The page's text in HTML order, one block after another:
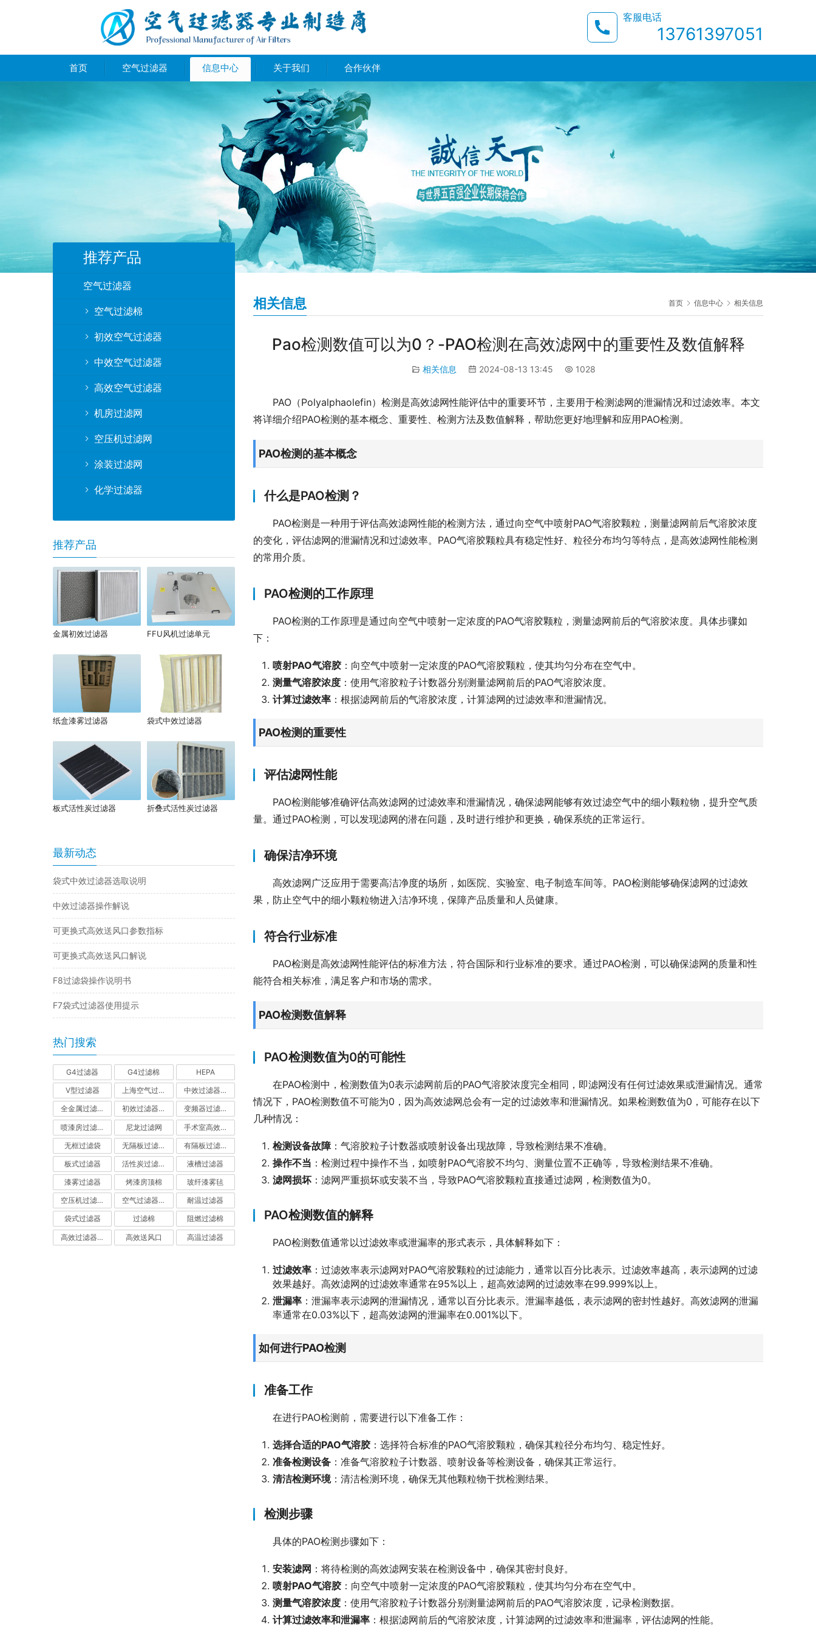
客服电话
13761397051
首页 空气过滤器 信息中心 关于我们 合作伙伴
首页 信息中心 相关信息
相关信息
Pao检测数值可以为0？-PAO检测在高效滤网中的重要性及数值解释
相关信息 2024-08-13 13:45 1028
PAO（Polyalphaolefin）检测是高效滤网性能评估中的重要环节，主要用于检测滤网的泄漏情况和过滤效率。本文
将详细介绍PAO检测的基本概念、重要性、检测方法及数值解释，帮助您更好地理解和应用PAO检测。
PAO检测的基本概念
什么是PAO检测？
PAO检测是一种用于评估高效滤网性能的检测方法，通过向空气中喷射PAO气溶胶颗粒，测量滤网前后气溶胶浓度
的变化，评估滤网的泄漏情况和过滤效率。PAO气溶胶颗粒具有稳定性好、粒径分布均匀等特点，是高效滤网性能检测
的常用介质。
PAO检测的工作原理
PAO检测的工作原理是通过向空气中喷射一定浓度的PAO气溶胶颗粒，测量滤网前后的气溶胶浓度。具体步骤如
下：
喷射PAO气溶胶 ：向空气中喷射一定浓度的PAO气溶胶颗粒，使其均匀分布在空气中。
测量气溶胶浓度 ：使用气溶胶粒子计数器分别测量滤网前后的PAO气溶胶浓度。
计算过滤效率 ：根据滤网前后的气溶胶浓度，计算滤网的过滤效率和泄漏情况。
PAO检测的重要性
评估滤网性能
PAO检测能够准确评估高效滤网的过滤效率和泄漏情况，确保滤网能够有效过滤空气中的细小颗粒物，提升空气质
量。通过PAO检测，可以发现滤网的潜在问题，及时进行维护和更换，确保系统的正常运行。
确保洁净环境
高效滤网广泛应用于需要高洁净度的场所，如医院、实验室、电子制造车间等。PAO检测能够确保滤网的过滤效
果，防止空气中的细小颗粒物进入洁净环境，保障产品质量和人员健康。
符合行业标准
PAO检测是高效滤网性能评估的标准方法，符合国际和行业标准的要求。通过PAO检测，可以确保滤网的质量和性
能符合相关标准，满足客户和市场的需求。
PAO检测数值解释
PAO检测数值为0的可能性
在PAO检测中，检测数值为0表示滤网前后的PAO气溶胶浓度完全相同，即滤网没有任何过滤效果或泄漏情况。通常
情况下，PAO检测数值不可能为0，因为高效滤网总会有一定的过滤效率和泄漏情况。如果检测数值为0，可能存在以下
几种情况：
检测设备故障：气溶胶粒子计数器或喷射设备出现故障，导致检测结果不准确。
操作不当 ：检测过程中操作不当，如喷射PAO气溶胶不均匀、测量位置不正确等，导致检测结果不准确。
滤网损坏 ：滤网严重损坏或安装不当，导致PAO气溶胶颗粒直接通过滤网，检测数值为0。
PAO检测数值的解释
PAO检测数值通常以过滤效率或泄漏率的形式表示，具体解释如下：
过滤效率 ：过滤效率表示滤网对PAO气溶胶颗粒的过滤能力，通常以百分比表示。过滤效率越高，表示滤网的过滤
效果越好。高效滤网的过滤效率通常在95%以上，超高效滤网的过滤效率在99.999%以上。
泄漏率 ：泄漏率表示滤网的泄漏情况，通常以百分比表示。泄漏率越低，表示滤网的密封性越好。高效滤网的泄漏
率通常在0.03%以下，超高效滤网的泄漏率在0.001%以下。
如何进行PAO检测
准备工作
在进行PAO检测前，需要进行以下准备工作：
选择合适的PAO气溶胶 ：选择符合标准的PAO气溶胶颗粒，确保其粒径分布均匀、稳定性好。
准备检测设备 ：准备气溶胶粒子计数器、喷射设备等检测设备，确保其正常运行。
清洁检测环境：清洁检测环境，确保无其他颗粒物干扰检测结果。
检测步骤
具体的PAO检测步骤如下：
安装滤网 ：将待检测的高效滤网安装在检测设备中，确保其密封良好。
喷射PAO气溶胶 ：向空气中喷射一定浓度的PAO气溶胶颗粒，使其均匀分布在空气中。
测量气溶胶浓度 ：使用气溶胶粒子计数器分别测量滤网前后的PAO气溶胶浓度，记录检测数据。
计算过滤效率和泄漏率 ：根据滤网前后的气溶胶浓度，计算滤网的过滤效率和泄漏率，评估滤网的性能。
推荐产品
空气过滤器
空气过滤棉
初效空气过滤器
中效空气过滤器
高效空气过滤器
机房过滤网
空压机过滤网
涂装过滤网
化学过滤器
推荐产品
金属初效过滤器 FFU风机过滤单元
纸盒漆雾过滤器 袋式中效过滤器
板式活性炭过滤器 折叠式活性炭过滤器
最新动态
袋式中效过滤器选取说明
中效过滤器操作解说
可更换式高效送风口参数指标
可更换式高效送风口解说
F8过滤袋操作说明书
F7袋式过滤器使用提示
热门搜索
G4过滤器 G4过滤棉 HEPA
V型过滤器 上海空气过滤器 中效过滤器-中效空气过滤器
全金属过滤器 初效过滤器-初效空气过滤器 变频器过滤器
喷漆房过滤棉 尼龙过滤网 手术室高效过滤器
无框过滤袋 无隔板过滤器 有隔板过滤器
板式过滤器 活性炭过滤器-活性炭空气过滤器 液槽过滤器
漆雾过滤器 烤漆房顶棉 玻纤漆雾毡
空压机过滤网 空气过滤器厂家 耐温过滤器
袋式过滤器 过滤棉 阻燃过滤棉
高效过滤器-高效空气过滤器 高效送风口 高温过滤器